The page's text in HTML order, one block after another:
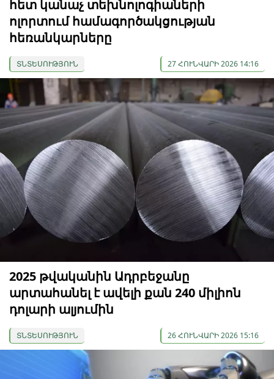
հետ կանաչ տեխնոլոգիաների
ոլորտում համագործակցության
հեռանկարները
ՏՆՏԵՍՈՒԹՅՈՒՆ 27 ՀՈՒՆՎԱՐԻ 2026 14:16
2025 թվականին Ադրբեջանը
արտահանել է ավելի քան 240 միլիոն
դոլարի ալյումին
ՏՆՏԵՍՈՒԹՅՈՒՆ 26 ՀՈՒՆՎԱՐԻ 2026 15:16